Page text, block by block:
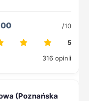
/10
5
316 opinii